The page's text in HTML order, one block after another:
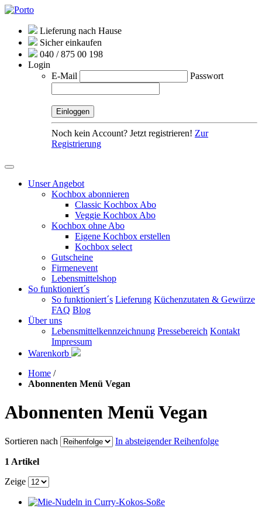
Lieferung nach Hause
Sicher einkaufen
040 / 875 00 198
Login
E-Mail
Passwort
Noch kein Account? Jetzt registrieren! Zur
Registrierung
Unser Angebot
Kochbox abonnieren
Classic Kochbox Abo
Veggie Kochbox Abo
Kochbox ohne Abo
Eigene Kochbox erstellen
Kochbox select
Gutscheine
Firmenevent
Lebensmittelshop
So funktioniert´s
So funktioniert´s Lieferung Küchenzutaten & Gewürze
FAQ Blog
Über uns
Lebensmittelkennzeichnung Pressebereich Kontakt
Impressum
Warenkorb
Home /
Abonnenten Menü Vegan
Abonnenten Menü Vegan
Sortieren nach In absteigender Reihenfolge
1 Artikel
Zeige